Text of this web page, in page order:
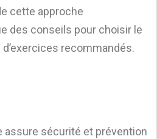
cette approche
des conseils pour choisir le
recommandés.
assure sécurité et prévention